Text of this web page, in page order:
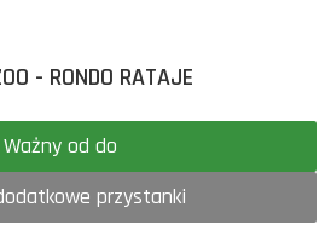
- RONDO RATAJE
Ważny od do
przystanki